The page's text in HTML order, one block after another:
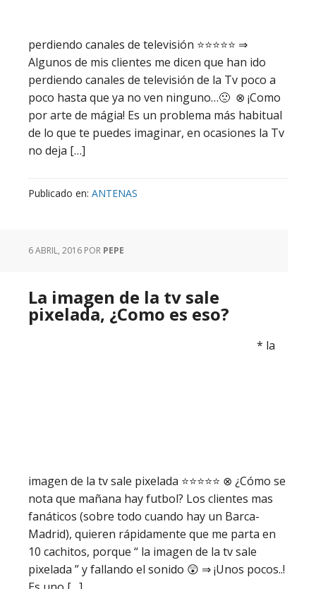
perdiendo canales de televisión ⭐️⭐️⭐️⭐️⭐️ ⇒
Algunos de mis clientes me dicen que han ido
perdiendo canales de televisión de la Tv poco a
poco hasta que ya no ven ninguno…🙁 ⊗ ¡Como
por arte de mágia! Es un problema más habitual
de lo que te puedes imaginar, en ocasiones la Tv
no deja […]
Publicado en: ANTENAS
6 ABRIL, 2016 POR PEPE
La imagen de la tv sale
pixelada, ¿Como es eso?
* la
imagen de la tv sale pixelada ⭐️⭐️⭐️⭐️⭐️ ⊗ ¿Cómo se
nota que mañana hay futbol? Los clientes mas
fanáticos (sobre todo cuando hay un Barca-
Madrid), quieren rápidamente que me parta en
10 cachitos, porque “ la imagen de la tv sale
pixelada ” y fallando el sonido 😲 ⇒ ¡Unos pocos..!